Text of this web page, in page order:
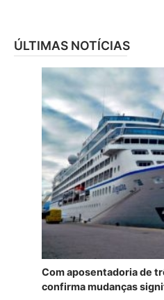
ÚLTIMAS NOTÍCIAS
Com aposentadoria de
confirma mudanças